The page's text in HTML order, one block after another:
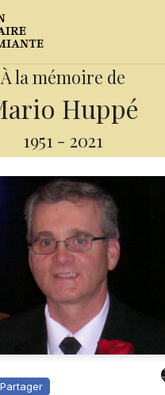
À la mémoire de
Huppé
1951 - 2021
Partager